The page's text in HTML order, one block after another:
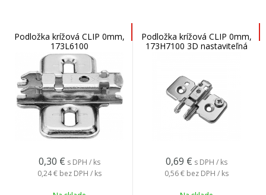
Podložka krížová CLIP 0mm,
173L6100
0,30 € s DPH / ks
0,24 € bez DPH / ks
Podložka krížová CLIP 0mm,
173H7100 3D nastaviteľná
0,69 € s DPH / ks
0,56 € bez DPH / ks